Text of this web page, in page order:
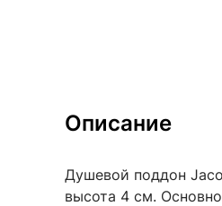
Описание
Душевой поддон
высота 4 см.